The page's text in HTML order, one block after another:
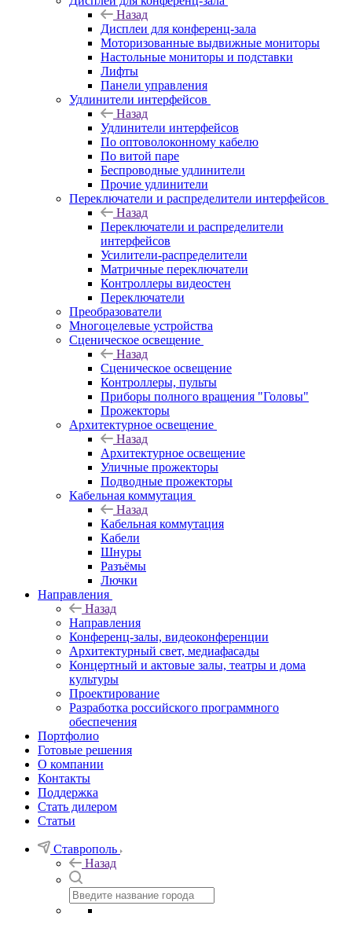
Назад
Дисплеи для конференц-зала
Моторизованные выдвижные мониторы
Настольные мониторы и подставки
Лифты
Панели управления
Удлинители интерфейсов
Назад
Удлинители интерфейсов
По оптоволоконному кабелю
По витой паре
Беспроводные удлинители
Прочие удлинители
Переключатели и распределители интерфейсов
Назад
Переключатели и распределители
интерфейсов
Усилители-распределители
Матричные переключатели
Контроллеры видеостен
Переключатели
Преобразователи
Многоцелевые устройства
Сценическое освещение
Назад
Сценическое освещение
Контроллеры, пульты
Приборы полного вращения "Головы"
Прожекторы
Архитектурное освещение
Назад
Архитектурное освещение
Уличные прожекторы
Подводные прожекторы
Кабельная коммутация
Назад
Кабельная коммутация
Кабели
Шнуры
Разъёмы
Лючки
Направления
Назад
Направления
Конференц-залы, видеоконференции
Архитектурный свет, медиафасады
Концертный и актовые залы, театры и дома
культуры
Проектирование
Разработка российского программного
обеспечения
Портфолио
Готовые решения
О компании
Контакты
Поддержка
Стать дилером
Статьи
Ставрополь
Назад